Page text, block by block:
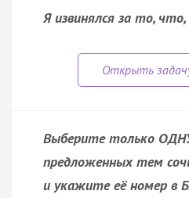
Я извинялся за то,
Выберите только
предложенных тем
и укажите её номер